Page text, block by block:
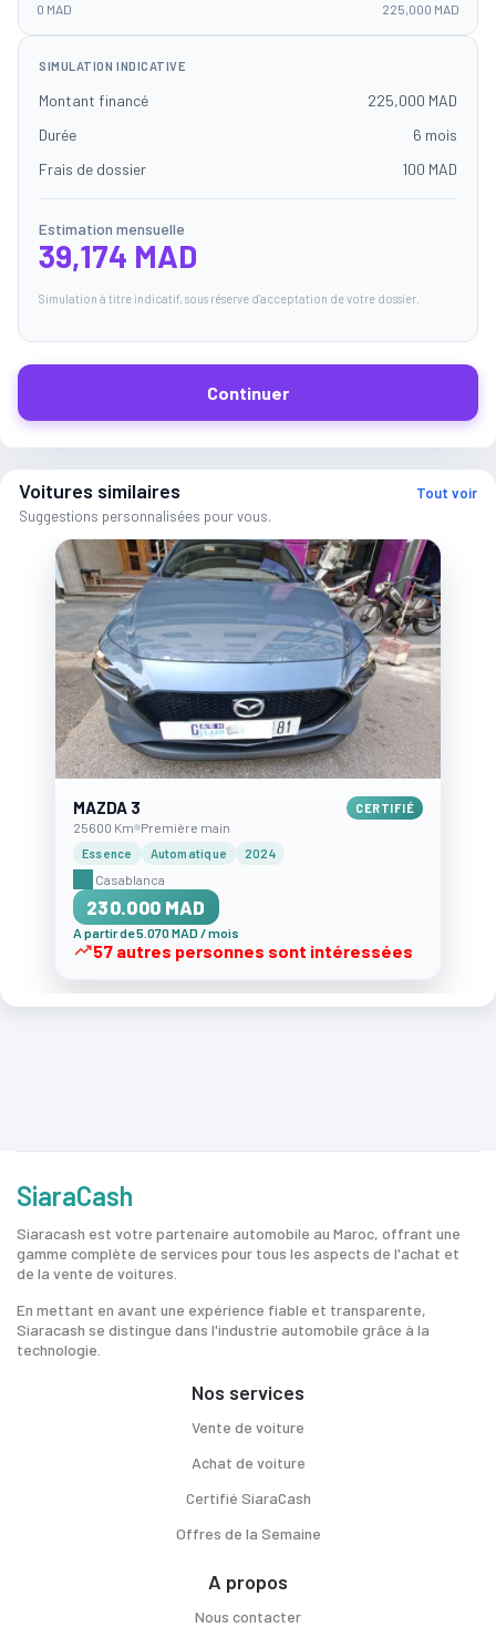
0 MAD 225,000 MAD
SIMULATION INDICATIVE
Montant financé
225,000 MAD
Durée
6 mois
Frais de dossier
100 MAD
Estimation mensuelle
39,174 MAD
Simulation à titre indicatif, sous réserve d'acceptation de votre dossier.
Continuer
Voitures similaires
Suggestions personnalisées pour vous.
Tout voir
MAZDA 3 CERTIFIÉ
25600 Km Première main
Essence Automatique 2024
Casablanca
230.000 MAD
A partir de 5.070 MAD / mois
57 autres personnes sont intéressées
SiaraCash
Siaracash est votre partenaire automobile au Maroc, offrant une
gamme complète de services pour tous les aspects de l'achat et
de la vente de voitures.
En mettant en avant une expérience fiable et transparente,
Siaracash se distingue dans l'industrie automobile grâce à la
technologie.
Nos services
Vente de voiture
Achat de voiture
Certifié SiaraCash
Offres de la Semaine
A propos
Nous contacter